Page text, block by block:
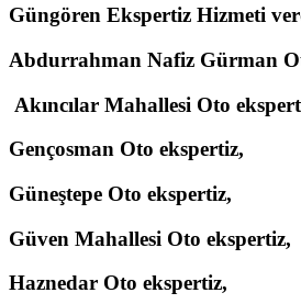
Güngören Ekspertiz Hizmeti
Abdurrahman Nafiz Gürman
Akıncılar Mahallesi Oto
Gençosman Oto ekspertiz,
Güneştepe Oto ekspertiz,
Güven Mahallesi Oto ekspertiz,
Haznedar Oto ekspertiz,